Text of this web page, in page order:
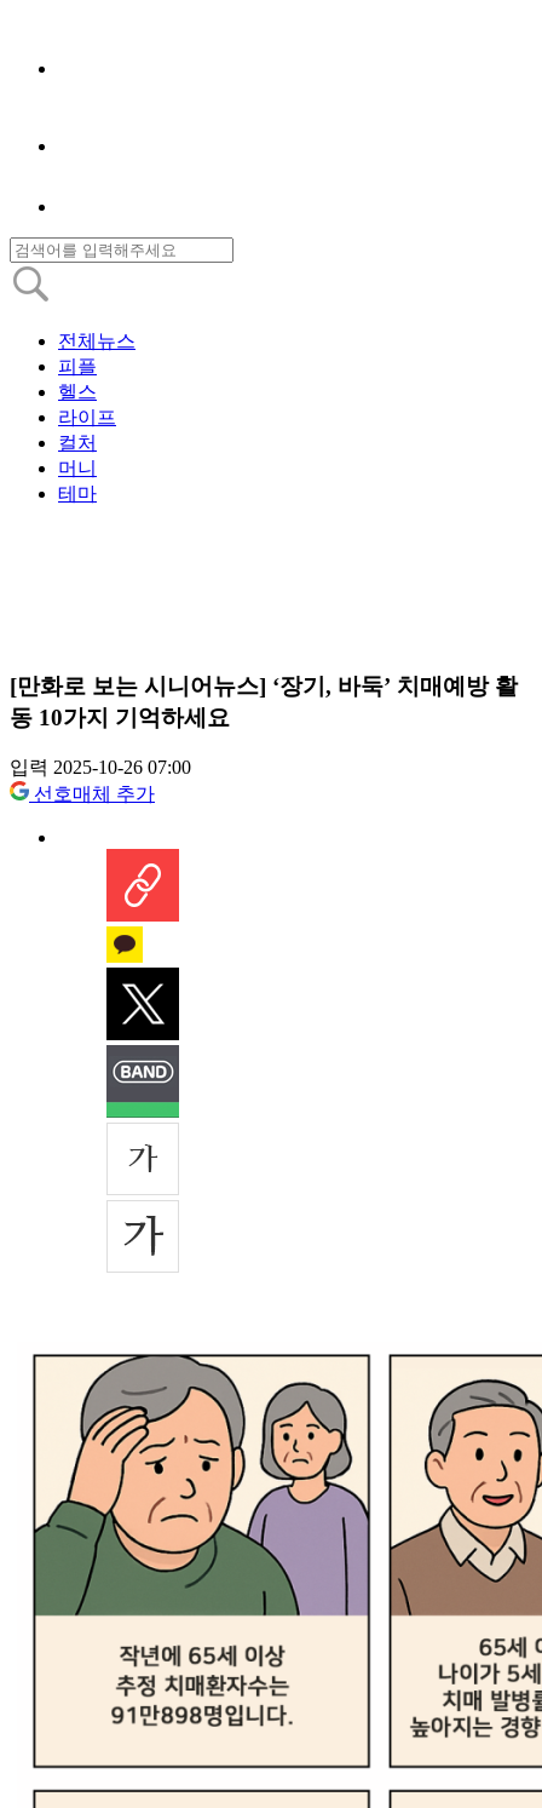
전체뉴스
피플
헬스
라이프
컬처
머니
테마
[만화로 보는 시니어뉴스] ‘장기, 바둑’ 치매예방 활
동 10가지 기억하세요
입력 2025-10-26 07:00
선호매체 추가